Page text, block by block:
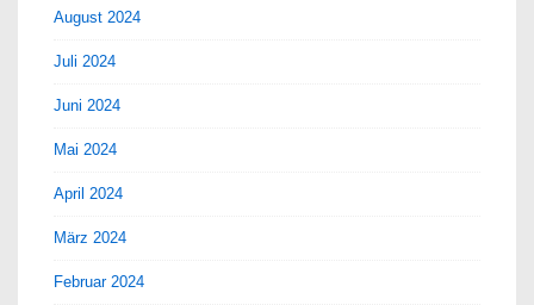
August 2024
Juli 2024
Juni 2024
Mai 2024
April 2024
März 2024
Februar 2024